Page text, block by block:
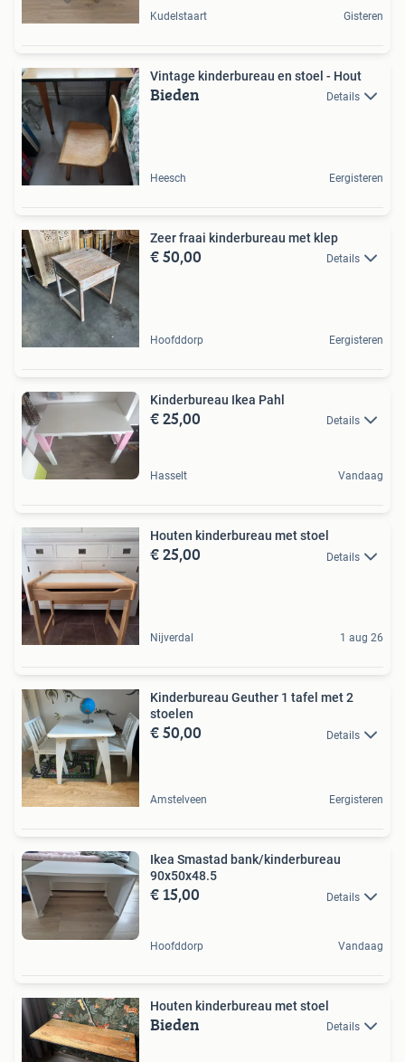
Kudelstaart Gisteren
Vintage kinderbureau en stoel - Hout
Bieden Details
Heesch Eergisteren
Zeer fraai kinderbureau met klep
€ 50,00 Details
Hoofddorp Eergisteren
Kinderbureau Ikea Pahl
€ 25,00 Details
Hasselt Vandaag
Houten kinderbureau met stoel
€ 25,00 Details
Nijverdal 1 aug 26
Kinderbureau Geuther 1 tafel met 2
stoelen
€ 50,00 Details
Amstelveen Eergisteren
Ikea Smastad bank/kinderbureau
90x50x48.5
€ 15,00 Details
Hoofddorp Vandaag
Houten kinderbureau met stoel
Bieden Details